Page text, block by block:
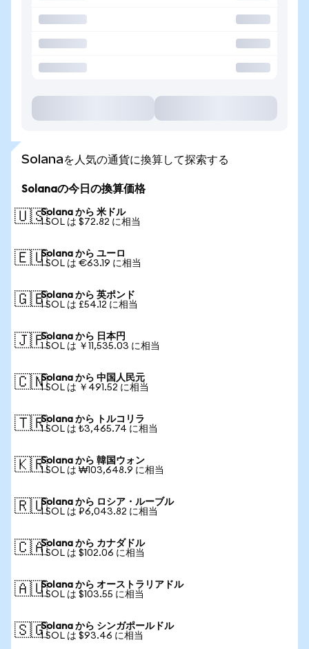
Solanaを人気の通貨に換算して探索する
Solanaの今日の換算価格
🇺🇸Solana から 米ドル
1 SOL は $72.82 に相当
🇪🇺Solana から ユーロ
1 SOL は €63.19 に相当
🇬🇧Solana から 英ポンド
1 SOL は £54.12 に相当
🇯🇵Solana から 日本円
1 SOL は ￥11,535.03 に相当
🇨🇳Solana から 中国人民元
1 SOL は ￥491.52 に相当
🇹🇷Solana から トルコリラ
1 SOL は ₺3,465.74 に相当
🇰🇷Solana から 韓国ウォン
1 SOL は ₩103,648.9 に相当
🇷🇺Solana から ロシア・ルーブル
1 SOL は ₽6,043.82 に相当
🇨🇦Solana から カナダドル
1 SOL は $102.06 に相当
🇦🇺Solana から オーストラリアドル
1 SOL は $103.55 に相当
🇸🇬Solana から シンガポールドル
1 SOL は $93.46 に相当